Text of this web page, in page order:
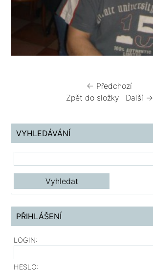
← Předchozí
Zpět do složky
Další →
VYHLEDÁVÁNÍ
PŘIHLÁŠENÍ
LOGIN:
HESLO: